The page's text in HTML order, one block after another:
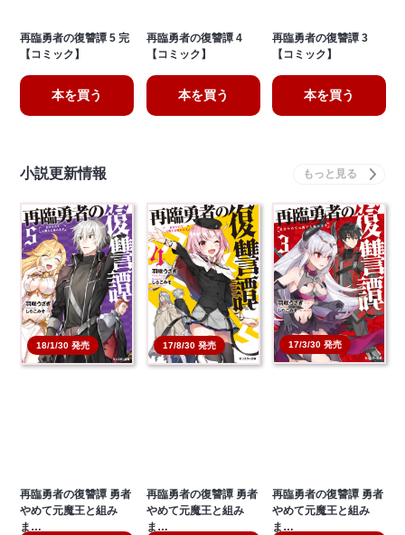
再臨勇者の復讐譚 5 完
【コミック】
本を買う
再臨勇者の復讐譚 4
【コミック】
本を買う
再臨勇者の復讐譚 3
【コミック】
本を買う
小説更新情報
18/1/30 発売
再臨勇者の復讐譚 勇者
やめて元魔王と組み
ま…
17/8/30 発売
再臨勇者の復讐譚 勇者
やめて元魔王と組み
ま…
17/3/30 発売
再臨勇者の復讐譚 勇者
やめて元魔王と組み
ま…